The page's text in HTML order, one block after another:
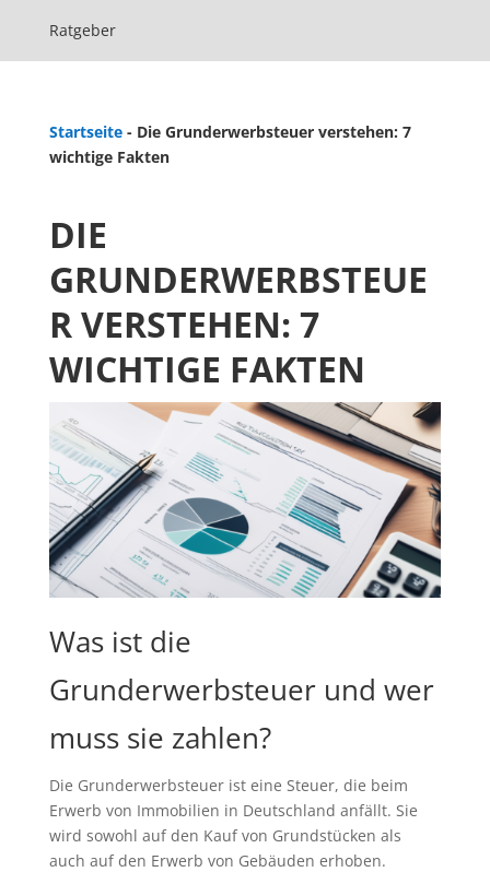
Ratgeber
Startseite- Die Grunderwerbsteuer verstehen: 7
wichtige Fakten
DIE
GRUNDERWERBSTEUE
R VERSTEHEN: 7
WICHTIGE FAKTEN
Was ist die
Grunderwerbsteuer und wer
muss sie zahlen?
Die Grunderwerbsteuer ist eine Steuer, die beim
Erwerb von Immobilien in Deutschland anfällt. Sie
wird sowohl auf den Kauf von Grundstücken als
auch auf den Erwerb von Gebäuden erhoben.